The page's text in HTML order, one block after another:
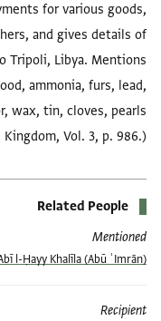
for various goods,
and gives details of
Tripoli, Libya. Mentions
ammonia, furs, lead,
wax, tin, cloves, pearls
Vol. 3, p. 986.)
Related People
Mentioned
(Abū ʿImrān) Mūsā b. Abī l-Ḥayy Khalīla
Recipient